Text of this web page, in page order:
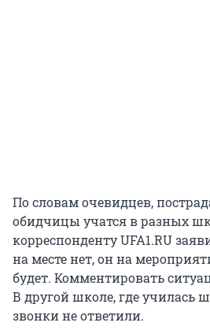
По словам очевидцев,
обидчицы учатся в разных
корреспонденту UFA1.RU
на месте нет, он на
будет. Комментировать
В другой школе, где училась
звонки не ответили.